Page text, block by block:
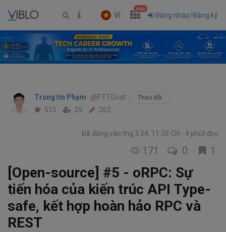
VI
new
Đăng nhập/Đăng ký
Trung tín Phạm @PTTGoat Theo dõi
515 25 262
Đã đăng vào thg 3 24, 11:35 CH 4 phút đọc
171 0 1
[Open-source] #5 - oRPC: Sự
tiến hóa của kiến trúc API Type-
safe, kết hợp hoàn hảo RPC và
REST